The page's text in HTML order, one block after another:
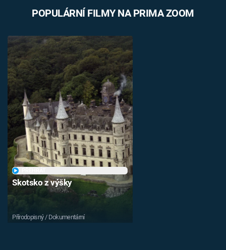
POPULÁRNÍ FILMY NA PRIMA ZOOM
Skotsko z výšky
Přírodopisný / Dokumentární